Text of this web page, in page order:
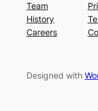
Team
History
Careers
Designed with